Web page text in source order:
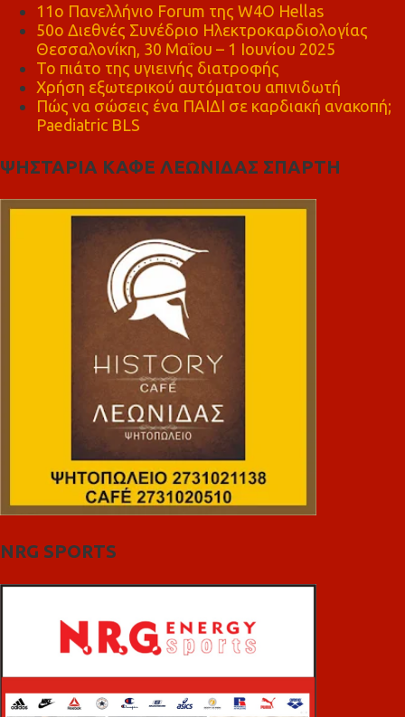
11ο Πανελλήνιο Forum της W4O Hellas
50ο Διεθνές Συνέδριο Ηλεκτροκαρδιολογίας
Θεσσαλονίκη, 30 Μαΐου – 1 Ιουνίου 2025
Το πιάτο της υγιεινής διατροφής
Χρήση εξωτερικού αυτόματου απινιδωτή
Πώς να σώσεις ένα ΠΑΙΔΙ σε καρδιακή ανακοπή;
Paediatric BLS
ΨΗΣΤΑΡΙΑ ΚΑΦΕ ΛΕΩΝΙΔΑΣ ΣΠΑΡΤΗ
NRG SPORTS